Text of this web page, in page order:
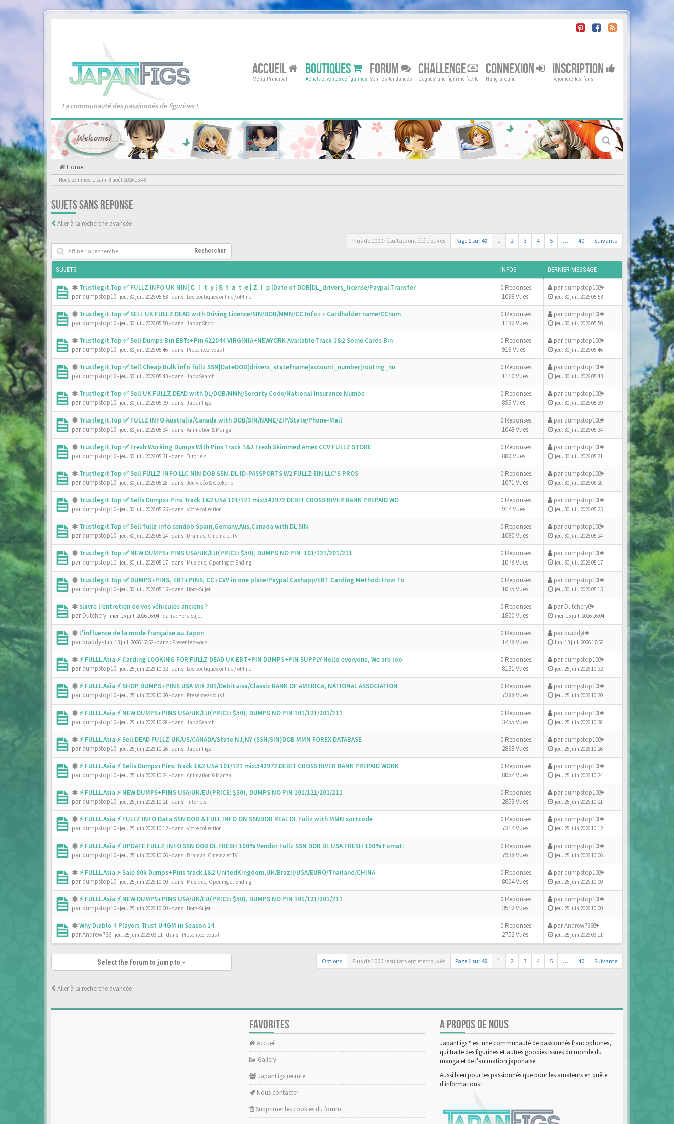
La communauté des passionnés de figurines !
ACCUEIL
Menu Principal
BOUTIQUES
Achats et ventes de figurines
FORUM
Voir les tendances
CHALLENGE
Gagnes une figurine facile
!
CONNEXION
Hang around
INSCRIPTION
Rejoindre les fans
Home
Nous sommes le sam. 8 août 2026 15:48
SUJETS SANS REPONSE
Aller à la recherche avancée
Rechercher
Plus de 1000 résultats ont été trouvés Page 1 sur 40 1 2 3 4 5 … 40 Suivante
SUJETS INFOS DERNIER MESSAGE
Trustlegit.Top ✅ FULLZ INFO UK NIN|Ｃｉｔｙ|Ｓｔａｔｅ|Ｚｉｐ|Date of DOB|DL_drivers_license/Paypal Transfer
pardumpstop10- jeu. 30 juil. 2026 05:53- dans : Les boutiques online / offline
0 Reponses
1098 Vues
pardumpstop10
jeu. 30 juil. 2026 05:53
Trustlegit.Top ✅ SELL UK FULLZ DEAD with Driving Licence/SIN/DOB/MMN/CC Info++ Cardholder name/CCnum
pardumpstop10- jeu. 30 juil. 2026 05:50- dans : JapanShop
0 Reponses
1132 Vues
pardumpstop10
jeu. 30 juil. 2026 05:50
Trustlegit.Top ✅ Sell Dumps Bin EBTs+Pin 622044 VIRGINIA+NEWYORK Available Track 1&2 Some Cards Bin
pardumpstop10- jeu. 30 juil. 2026 05:46- dans : Presentez-vous !
0 Reponses
919 Vues
pardumpstop10
jeu. 30 juil. 2026 05:46
Trustlegit.Top ✅ Sell Cheap Bulk info fullz SSN|DateDOB|drivers_statefname|account_number|routing_nu
pardumpstop10- jeu. 30 juil. 2026 05:43- dans : JapaSearch
0 Reponses
1110 Vues
pardumpstop10
jeu. 30 juil. 2026 05:43
Trustlegit.Top ✅ Sell UK FULLZ DEAD with DL/DOB/MMN/Sercirty Code/National Insurance Numbe
pardumpstop10- jeu. 30 juil. 2026 05:39- dans : JapanFigs
0 Reponses
895 Vues
pardumpstop10
jeu. 30 juil. 2026 05:39
Trustlegit.Top ✅ FULLZ INFO Australia/Canada with DOB/SIN/NAME/ZIP/State/Phone-Mail
pardumpstop10- jeu. 30 juil. 2026 05:34- dans : Animation & Manga
0 Reponses
1048 Vues
pardumpstop10
jeu. 30 juil. 2026 05:34
Trustlegit.Top ✅ Fresh Working Dumps With Pins Track 1&2 Fresh Skimmed Amex CCV FULLZ STORE
pardumpstop10- jeu. 30 juil. 2026 05:31- dans : Tutoriels
0 Reponses
880 Vues
pardumpstop10
jeu. 30 juil. 2026 05:31
Trustlegit.Top ✅ Sell FULLZ INFO LLC NIN DOB SSN-DL-ID-PASSPORTS W2 FULLZ EIN LLC'S PROS
pardumpstop10- jeu. 30 juil. 2026 05:28 - dans : Jeu vidéo & Geekerie
0 Reponses
1071 Vues
pardumpstop10
jeu. 30 juil. 2026 05:28
Trustlegit.Top ✅ Sells Dumps+Pins Track 1&2 USA 101/121 mix:542972.DEBIT CROSS RIVER BANK PREPAID WO
pardumpstop10- jeu. 30 juil. 2026 05:25- dans : Votre collection
0 Reponses
914 Vues
pardumpstop10
jeu. 30 juil. 2026 05:25
Trustlegit.Top ✅ Sell fullz info ssndob Spain,Gemany,Aus,Canada with DL SIN
pardumpstop10- jeu. 30 juil. 2026 05:24- dans : Dramas, Cinema et TV
0 Reponses
1080 Vues
pardumpstop10
jeu. 30 juil. 2026 05:24
Trustlegit.Top ✅ NEW DUMPS+PINS USA/UK/EU(PRICE: $50), DUMPS NO PIN 101/121/201/211
pardumpstop10- jeu. 30 juil. 2026 05:17- dans : Musique, Opening et Ending
0 Reponses
1079 Vues
pardumpstop10
jeu. 30 juil. 2026 05:17
Trustlegit.Top ✅ DUMPS+PINS, EBT+PINS, CC+CVV in one place!Paypal.Cashapp/EBT Carding Method: How To
pardumpstop10- jeu. 30 juil. 2026 05:15- dans : Hors-Sujet
0 Reponses
1075 Vues
pardumpstop10
jeu. 30 juil. 2026 05:15
suivre l'entretien de vos véhicules anciens ?
parDutchery- mer. 15 juil. 2026 16:04- dans : Hors-Sujet
0 Reponses
1800 Vues
parDutchery
mer. 15 juil. 2026 16:04
L'influence de la mode française au Japon
parbraddy- lun. 13 juil. 2026 17:52- dans : Presentez-vous !
0 Reponses
1478 Vues
parbraddy
lun. 13 juil. 2026 17:52
⚡ FULLL.Asia ⚡ Carding LOOKING FOR FULLZ DEAD UK EBT+PIN DUMPS+PIN SUPPLY Hello everyone, We are loo
pardumpstop10- jeu. 25 juin 2026 10:32- dans : Les boutiques online / offline
0 Reponses
8131 Vues
pardumpstop10
jeu. 25 juin 2026 10:32
⚡ FULLL.Asia ⚡ SHOP DUMPS+PINS USA MIX 201/Debit.visa/Classic BANK OF AMERICA, NATIONAL ASSOCIATION
pardumpstop10- jeu. 25 juin 2026 10:30- dans : Presentez-vous !
0 Reponses
7388 Vues
pardumpstop10
jeu. 25 juin 2026 10:30
⚡ FULLL.Asia ⚡ NEW DUMPS+PINS USA/UK/EU(PRICE: $50), DUMPS NO PIN 101/121/201/211
pardumpstop10- jeu. 25 juin 2026 10:28 - dans : JapaSearch
0 Reponses
3455 Vues
pardumpstop10
jeu. 25 juin 2026 10:28
⚡ FULLL.Asia ⚡ Sell DEAD FULLZ UK/US/CANADA/State NJ,NY (SSN/SIN)DOB MMN FOREX DATABASE
pardumpstop10- jeu. 25 juin 2026 10:26- dans : JapanFigs
0 Reponses
2868 Vues
pardumpstop10
jeu. 25 juin 2026 10:26
⚡ FULLL.Asia ⚡ Sells Dumps+Pins Track 1&2 USA 101/121 mix:542972.DEBIT CROSS RIVER BANK PREPAID WORK
pardumpstop10- jeu. 25 juin 2026 10:24- dans : Animation & Manga
0 Reponses
8054 Vues
pardumpstop10
jeu. 25 juin 2026 10:24
⚡ FULLL.Asia ⚡ NEW DUMPS+PINS USA/UK/EU(PRICE: $50), DUMPS NO PIN 101/121/201/211
pardumpstop10- jeu. 25 juin 2026 10:21- dans : Tutoriels
0 Reponses
2853 Vues
pardumpstop10
jeu. 25 juin 2026 10:21
⚡ FULLL.Asia ⚡ FULLZ INFO Data SSN DOB & FULL INFO ON SSNDOB REAL DL Fullz with MMN sortcode
pardumpstop10- jeu. 25 juin 2026 10:12- dans : Votre collection
0 Reponses
7314 Vues
pardumpstop10
jeu. 25 juin 2026 10:12
⚡ FULLL.Asia ⚡ UPDATE FULLZ INFO SSN DOB DL FRESH 100% Vendor Fullz SSN DOB DL USA FRESH 100% Fomat:
pardumpstop10- jeu. 25 juin 2026 10:06- dans : Dramas, Cinema et TV
0 Reponses
7938 Vues
pardumpstop10
jeu. 25 juin 2026 10:06
⚡ FULLL.Asia ⚡ Sale 80k Dumps+Pins track 1&2 UnitedKingdom,UK/Brazil/USA/EURO/Thailand/CHINA
pardumpstop10- jeu. 25 juin 2026 10:00- dans : Musique, Opening et Ending
0 Reponses
8004 Vues
pardumpstop10
jeu. 25 juin 2026 10:00
⚡ FULLL.Asia ⚡ NEW DUMPS+PINS USA/UK/EU(PRICE: $50), DUMPS NO PIN 101/121/201/211
pardumpstop10- jeu. 25 juin 2026 10:00- dans : Hors-Sujet
0 Reponses
3512 Vues
pardumpstop10
jeu. 25 juin 2026 10:00
Why Diablo 4 Players Trust U4GM in Season 14
parAndrew736- jeu. 25 juin 2026 09:11- dans : Presentez-vous !
0 Reponses
2752 Vues
parAndrew736
jeu. 25 juin 2026 09:11
Options Plus de 1000 résultats ont été trouvés Page 1 sur 40 1 2 3 4 5 … 40 Suivante
Select the forum to jump to
Aller à la recherche avancée
FAVORITES
Accueil
Gallery
JapanFigs recrute
Nous contacter
Supprimer les cookies du forum
A PROPOS DE NOUS
JapanFigs™ est une communauté de passionnés francophones,
qui traite des figurines et autres goodies issues du monde du
manga et de l'animation japonaise.
Aussi bien pour les passionnés que pour les amateurs en quête
d'informations !